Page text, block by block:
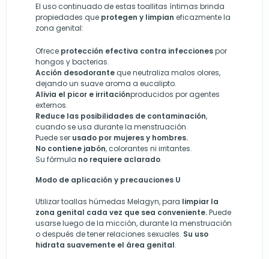
El uso continuado de estas toallitas íntimas brinda
propiedades que protegen y limpian eficazmente la
zona genital:
Ofrece protección efectiva contra infeccionespor
hongos y bacterias.
Acción desodorante queneutraliza malos olores,
dejando un suave aroma a eucalipto.
Alivia el picor e irritaciónproducidos por agentes
externos.
Reduce las posibilidades de contaminación,
cuando se usa durante la menstruación.
Puede ser usado por mujeres y hombres.
No contiene jabón, colorantes ni irritantes.
Su fórmula no requiere aclarado.
Modo de aplicación y precauciones U
Utilizar toallas húmedas Melagyn, para limpiar la
zona genital cada vez que sea conveniente.Puede
usarse luego de la micción, durante la menstruación
o después de tener relaciones sexuales. Su uso
hidrata suavemente el área genital.